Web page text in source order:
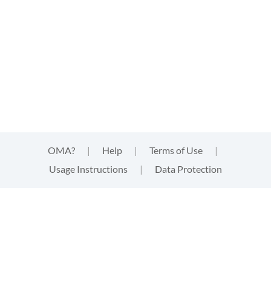
OMA? | Help | Terms of Use
|
Usage Instructions
| Data Protection